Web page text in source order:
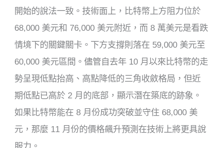
開始的說法一致。技術面上，比特幣上方阻力位於
68,000 美元和 76,000 美元附近，而 8 萬美元是看跌
情境下的關鍵關卡。下方支撐則落在 59,000 美元至
60,000 美元區間。儘管自去年 10 月以來比特幣的走
勢呈現低點抬高、高點降低的三角收斂格局，但近
期低點已高於 2 月的底部，顯示潛在築底的跡象。
如果比特幣能在 8 月份成功突破並守住 68,000 美
元，那麼 11 月份的價格飆升預測在技術上將更具說
服力。